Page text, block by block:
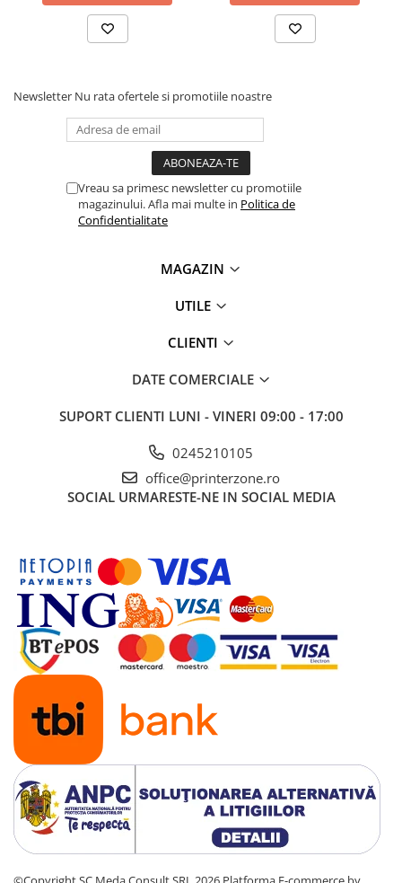
Newsletter Nu rata ofertele si promotiile noastre
Vreau sa primesc newsletter cu promotiile
magazinului. Afla mai multe in Politica de
Confidentialitate
MAGAZIN
UTILE
CLIENTI
DATE COMERCIALE
SUPORT CLIENTI LUNI - VINERI 09:00 - 17:00
0245210105
office@printerzone.ro
SOCIAL URMARESTE-NE IN SOCIAL MEDIA